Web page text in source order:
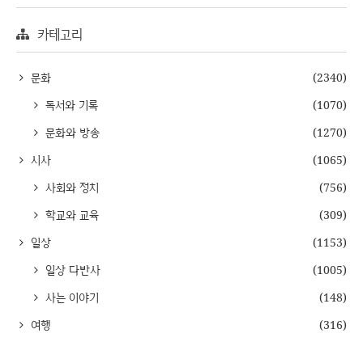
카테고리
문화
(2340)
독서와 기록
(1070)
문화와 방송
(1270)
시사
(1065)
사회와 정치
(756)
학교와 교육
(309)
일상
(1153)
일상 다반사
(1005)
사는 이야기
(148)
여행
(316)